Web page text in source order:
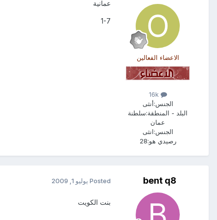
الاعضاء الفعالين
16k
الجنس:أنثى
البلد - المنطقة:سلطنة
عمان
الجنس:انثى
رصيدي هو:28
عمانية
1-7
bent q8
Posted يوليو 1, 2009
بنت الكويت